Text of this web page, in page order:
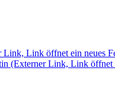
Link, Link öffnet ein neues
(Externer Link, Link öffnet